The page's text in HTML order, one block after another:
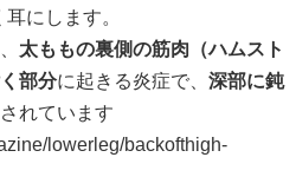
にします。
太ももの裏側の筋肉（ハムスト
部分に起きる炎症で、 深部に鈍
れています
lowerleg/backofthigh-